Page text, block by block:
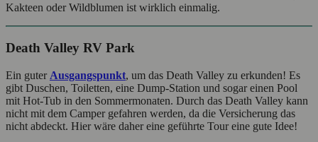
Kakteen oder Wildblumen ist wirklich einmalig.
Death Valley RV Park
Ein guter Ausgangspunkt, um das Death Valley zu erkunden! Es
gibt Duschen, Toiletten, eine Dump-Station und sogar einen Pool
mit Hot-Tub in den Sommermonaten. Durch das Death Valley kann
nicht mit dem Camper gefahren werden, da die Versicherung das
nicht abdeckt. Hier wäre daher eine geführte Tour eine gute Idee!